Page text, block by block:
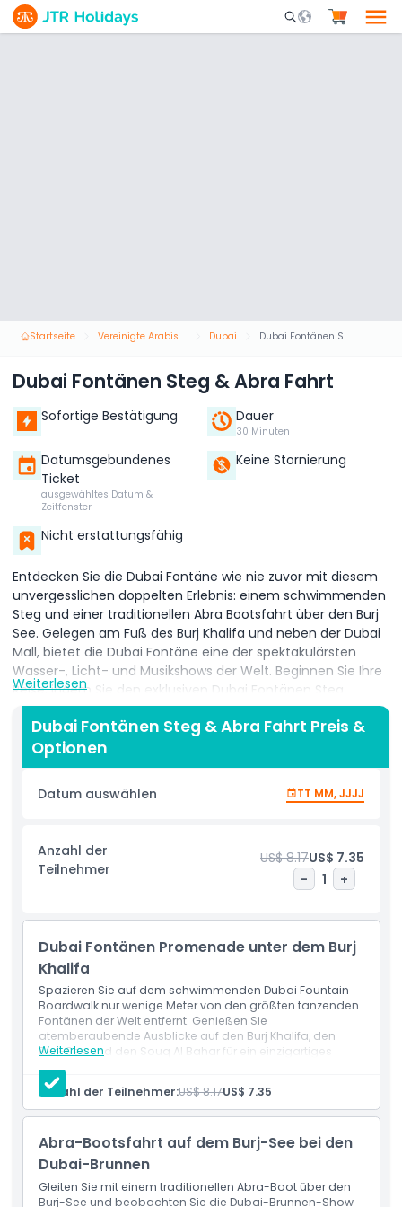
Mobile Search
Startseite Vereinigte Arabische Emirate Dubai Dubai Fontänen Steg & Abra Fahrt
Dubai Fontänen Steg & Abra Fahrt
Sofortige Bestätigung Dauer
30 Minuten
Datumsgebundenes
Ticket
ausgewähltes Datum &
Zeitfenster
Keine Stornierung
Nicht erstattungsfähig
Entdecken Sie die Dubai Fontäne wie nie zuvor mit diesem
unvergesslichen doppelten Erlebnis: einem schwimmenden
Steg und einer traditionellen Abra Bootsfahrt über den Burj
See. Gelegen am Fuß des Burj Khalifa und neben der Dubai
Mall, bietet die Dubai Fontäne eine der spektakulärsten
Wasser-, Licht- und Musikshows der Welt. Beginnen Sie Ihre
Reise, indem Sie den exklusiven Dubai Fontänen Steg
betreten, eine schwimmende Plattform nur zehn Meter von
den kraftvollen Fontänen entfernt. Fühlen Sie den
Rhythmus der Musik und sehen Sie die tanzenden
Wasserstrahlen aus nächster Nähe, wie sie sich harmonisch
zu weltklassigen Soundtracks bewegen. Es ist der perfekte
Ort für atemberaubende Fotos und eine Platz-vorne-
traditionelle Abra Fahrt über den Burj See für eine magische
und ruhige Sicht auf die Dubai Fontäne. Gleiten Sie über das
Wasser, während bunte Lichter auf den Wellen reflektieren
funkelnden Skyline von Downtown Dubai.
Ideal für Paare, Familien und Fotografen verbindet dieses
Erlebnis Kultur, Schönheit und Innovation. Ob es Ihr erster
Besuch oder eine Rückkehr ist, der Dubai Fontänen Steg und
die Abra Fahrt versprechen ein wirklich ikonisches Dubai-
Erlebnis.
Highlights
Inklusivleistungen
Richtlinie für Kinder und Erwachsene
Weiterlesen
Dubai Fontänen Steg & Abra Fahrt Preis &
Optionen
Datum auswählen TT MM, JJJJ
Anzahl der
Teilnehmer
US$ 8.17US$ 7.35
-
1 +
Dubai Fontänen Promenade unter dem Burj
Khalifa
Spazieren Sie auf dem schwimmenden Dubai Fountain
Boardwalk nur wenige Meter von den größten tanzenden
Fontänen der Welt entfernt. Genießen Sie
atemberaubende Ausblicke auf den Burj Khalifa, den
Burj-See und den Souq Al Bahar für ein einzigartiges
Dubai-Erlebnis.
Weiterlesen
Leistungen
Zugang zum Dubai Fountain Boardwalk
Anzahl der Teilnehmer:US$ 8.17US$ 7.35
Abra-Bootsfahrt auf dem Burj-See bei den
Dubai-Brunnen
Gleiten Sie mit einem traditionellen Abra-Boot über den
Burj-See und beobachten Sie die Dubai-Brunnen-Show